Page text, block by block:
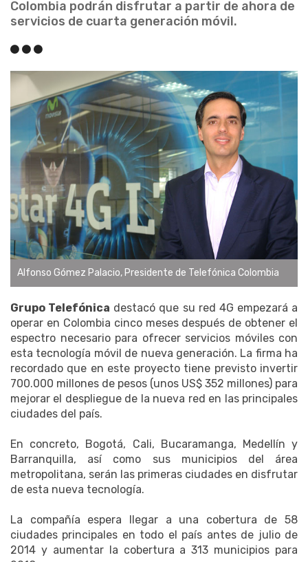
Colombia podrán disfrutar a partir de ahora de
servicios de cuarta generación móvil.
Alfonso Gómez Palacio, Presidente de Telefónica Colombia
Grupo Telefónica destacó que su red 4G empezará a
operar en Colombia cinco meses después de obtener el
espectro necesario para ofrecer servicios móviles con
esta tecnología móvil de nueva generación. La firma ha
recordado que en este proyecto tiene previsto invertir
700.000 millones de pesos (unos US$ 352 millones) para
mejorar el despliegue de la nueva red en las principales
ciudades del país.
En concreto, Bogotá, Cali, Bucaramanga, Medellín y
Barranquilla, así como sus municipios del área
metropolitana, serán las primeras ciudades en disfrutar
de esta nueva tecnología.
La compañía espera llegar a una cobertura de 58
ciudades principales en todo el país antes de julio de
2014 y aumentar la cobertura a 313 municipios para